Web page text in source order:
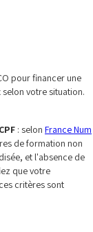
pour financer une
votre situation.
: selon France Num
de formation non
et l'absence de
que votre
critères sont